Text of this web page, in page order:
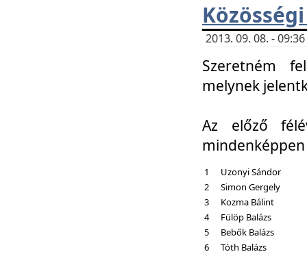
2013. 09. 08. -
Szeretném
melynek
Az előző
1
Uzonyi Sándor
2
Simon Gergely
3
Kozma Bálint
4
Fülöp Balázs
5
Bebők Balázs
6
Tóth Balázs